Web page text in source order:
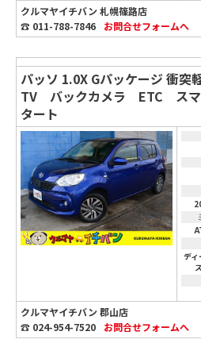
クルマヤイチバン 札幌篠路店
☎ 011-788-7846
お問合せフォームへ
パッソ 1.0X Gパッケージ 衝
TV バックカメラ ETC スマ
タート
ディ
クルマヤイチバン 郡山店
☎ 024-954-7520
お問合せフォームへ